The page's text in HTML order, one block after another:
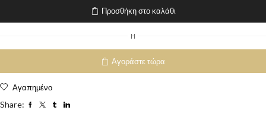
Προσθήκη στο καλάθι
H
Αγοράστε τώρα
Αγαπημένο
Share: